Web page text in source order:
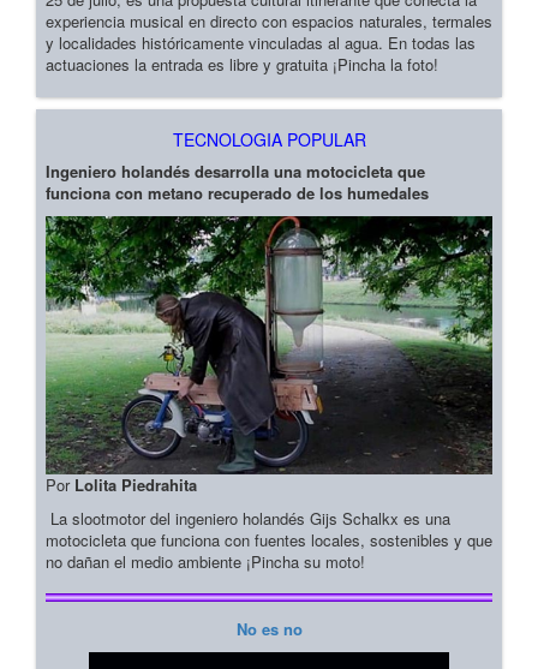
experiencia musical en directo con espacios naturales, termales
y localidades históricamente vinculadas al agua. En todas las
actuaciones la entrada es libre y gratuita ¡Pincha la foto!
TECNOLOGIA POPULAR
Ingeniero holandés desarrolla una motocicleta que
funciona con metano recuperado de los humedales
Por Lolita Piedrahita
La slootmotor del ingeniero holandés Gijs Schalkx es una
motocicleta que funciona con fuentes locales, sostenibles y que
no dañan el medio ambiente ¡Pincha su moto!
No es no